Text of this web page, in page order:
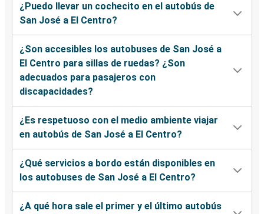
¿Puedo llevar un cochecito en el autobús de
San José a El Centro?
¿Son accesibles los autobuses de San José a
El Centro para sillas de ruedas? ¿Son
adecuados para pasajeros con
discapacidades?
¿Es respetuoso con el medio ambiente viajar
en autobús de San José a El Centro?
¿Qué servicios a bordo están disponibles en
los autobuses de San José a El Centro?
¿A qué hora sale el primer y el último autobús